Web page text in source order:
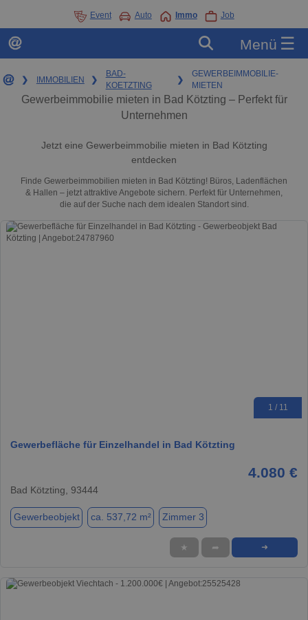
Event Auto Immo Job
Menü ☰
❯ IMMOBILIEN ❯
BAD-
KOETZTING
❯
GEWERBEIMMOBILIE-
MIETEN
Gewerbeimmobilie mieten in Bad Kötzting – Perfekt für
Unternehmen
Jetzt eine Gewerbeimmobilie mieten in Bad Kötzting
entdecken
Finde Gewerbeimmobilien mieten in Bad Kötzting! Büros, Ladenflächen
& Hallen – jetzt attraktive Angebote sichern. Perfekt für Unternehmen,
die auf der Suche nach dem idealen Standort sind.
1 / 11
Gewerbefläche für Einzelhandel in Bad Kötzting
4.080 €
Bad Kötzting, 93444
Gewerbeobjekt ca. 537,72 m² Zimmer 3
★ ➦ ➜